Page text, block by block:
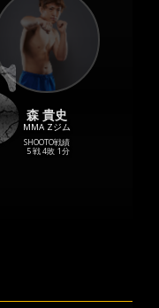
森 貴史
MMA Zジム
SHOOTO戦績
5 戦 4敗 1分